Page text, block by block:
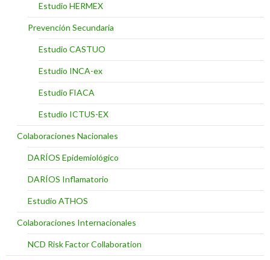
Estudio HERMEX
Prevención Secundaria
Estudio CASTUO
Estudio INCA-ex
Estudio FIACA
Estudio ICTUS-EX
Colaboraciones Nacionales
DARÍOS Epidemiológico
DARÍOS Inflamatorio
Estudio ATHOS
Colaboraciones Internacionales
NCD Risk Factor Collaboration